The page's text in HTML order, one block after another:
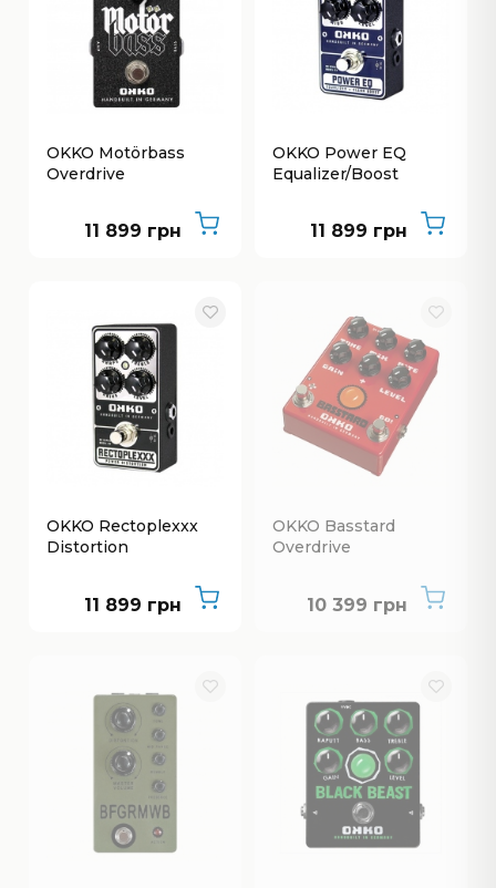
OKKO Motörbass
Overdrive
11 899 грн
OKKO Power EQ
Equalizer/Boost
11 899 грн
OKKO Rectoplexxx
Distortion
11 899 грн
OKKO Basstard
Overdrive
10 399 грнНет в наличии